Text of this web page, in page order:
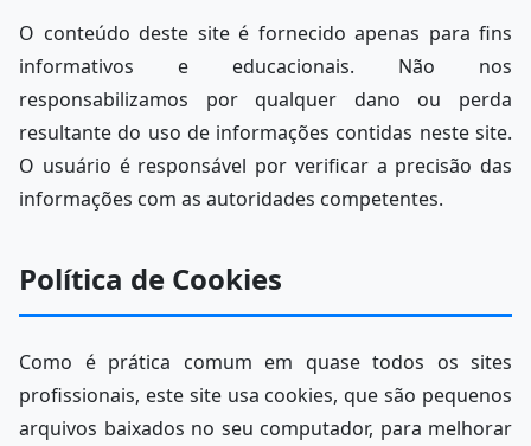
O conteúdo deste site é fornecido apenas para fins
informativos e educacionais. Não nos
responsabilizamos por qualquer dano ou perda
resultante do uso de informações contidas neste site.
O usuário é responsável por verificar a precisão das
informações com as autoridades competentes.
Política de Cookies
Como é prática comum em quase todos os sites
profissionais, este site usa cookies, que são pequenos
arquivos baixados no seu computador, para melhorar